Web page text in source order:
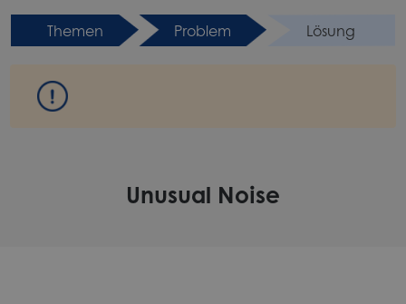
Themen Problem Lösung
Unusual Noise